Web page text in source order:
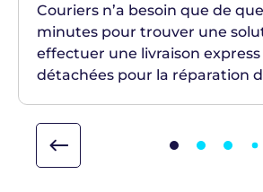
Couriers n’a besoin que de
minutes pour trouver une
effectuer une livraison express
détachées pour la réparation